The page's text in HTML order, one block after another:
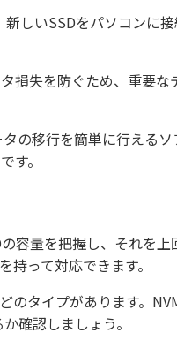
新しいSSDをパソコンに
損失を防ぐため、重要
の移行を簡単に行える
す。
容量を把握し、それを
持って対応できます。
のタイプがあります。
確認しましょう。